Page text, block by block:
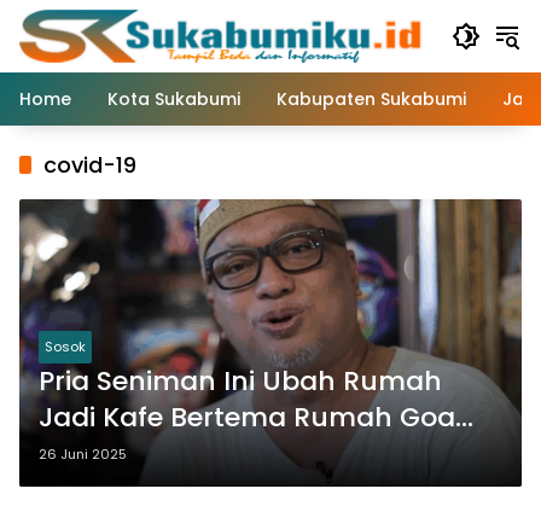
Langsung
konten
Home
Kota Sukabumi Kabupaten Sukabumi
covid-19
Sosok
Pria Seniman Ini Ubah Rumah
Jadi Kafe Bertema Rumah Goa
dengan Modal Minim
26 Juni 2025